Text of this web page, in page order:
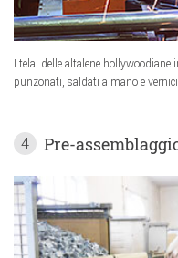
I telai delle altalene
punzonati, saldati a mano e
4 Pre-